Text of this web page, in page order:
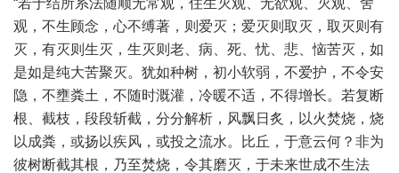
“若于结所系法随顺无常观，住生灭观、无欲观、灭观、舍
观，不生顾念，心不缚著，则爱灭；爱灭则取灭，取灭则有
灭，有灭则生灭，生灭则老、病、死、忧、悲、恼苦灭，如
是如是纯大苦聚灭。犹如种树，初小软弱，不爱护，不令安
隐，不壅粪土，不随时溉灌，冷暖不适，不得增长。若复断
根、截枝，段段斩截，分分解析，风飘日炙，以火焚烧，烧
以成粪，或扬以疾风，或投之流水。比丘，于意云何？非为
彼树断截其根，乃至焚烧，令其磨灭，于未来世成不生法